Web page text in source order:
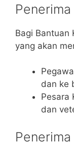
Bagi Bantuan
yang akan
dan ke
Pesara
dan